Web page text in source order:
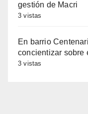
gestión de Macri
3 vistas
En barrio
concientizar sobre
3 vistas